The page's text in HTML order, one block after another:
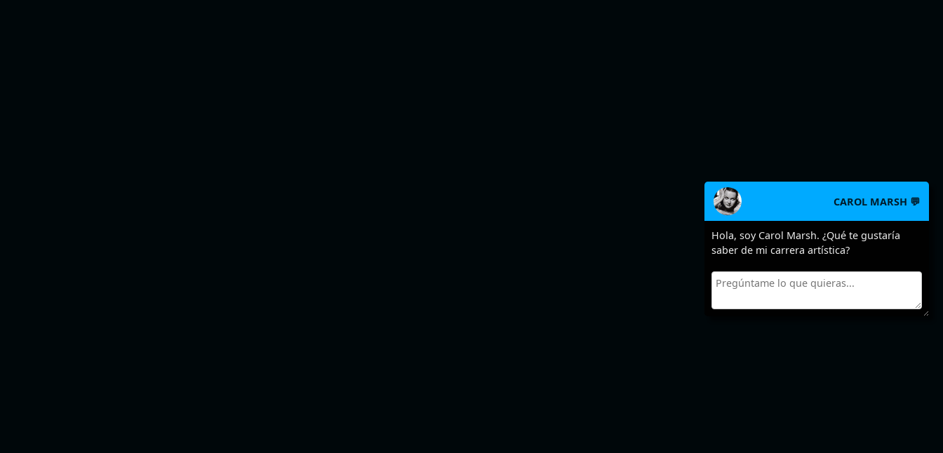
CAROL MARSH 💬
Hola, soy Carol Marsh. ¿Qué te gustaría
saber de mi carrera artística?